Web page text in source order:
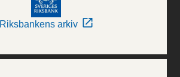
Riksbankens arkiv